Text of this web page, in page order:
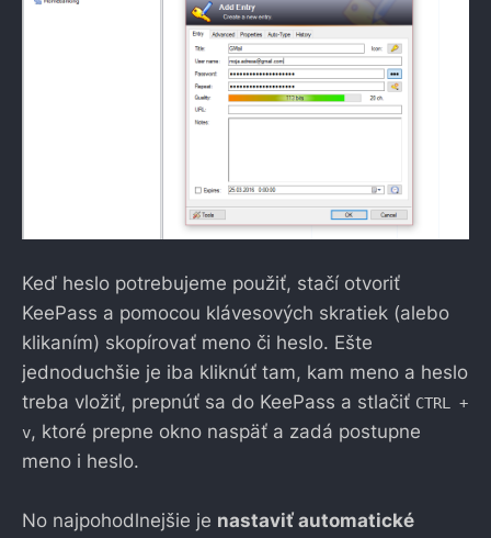
Keď heslo potrebujeme použiť, stačí otvoriť
KeePass a pomocou klávesových skratiek (alebo
klikaním) skopírovať meno či heslo. Ešte
jednoduchšie je iba kliknúť tam, kam meno a heslo
treba vložiť, prepnúť sa do KeePass a stlačiť CTRL +
v, ktoré prepne okno naspäť a zadá postupne
meno i heslo.
No najpohodlnejšie je nastaviť automatické